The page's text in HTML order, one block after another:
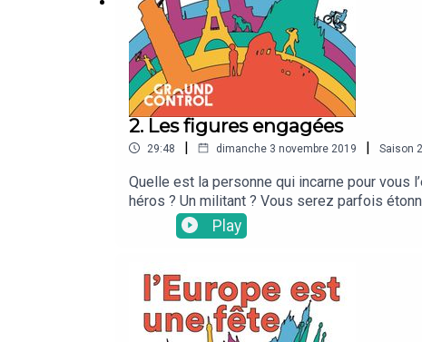
Une émission présentée par Casimir Lissowski et
2. Les figures engagées
29:48 | dimanche 3 novembre 2019 | Saison 2
Quelle est la personne qui incarne pour vous
héros ? Un militant ? Vous serez parfois
surtout apprendrez davantage sur la culture de
Play